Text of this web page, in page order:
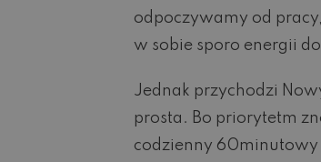
odpoczywamy od
w sobie sporo energii
Jednak przychodzi
prosta. Bo priorytetm
codzienny 60minutowy